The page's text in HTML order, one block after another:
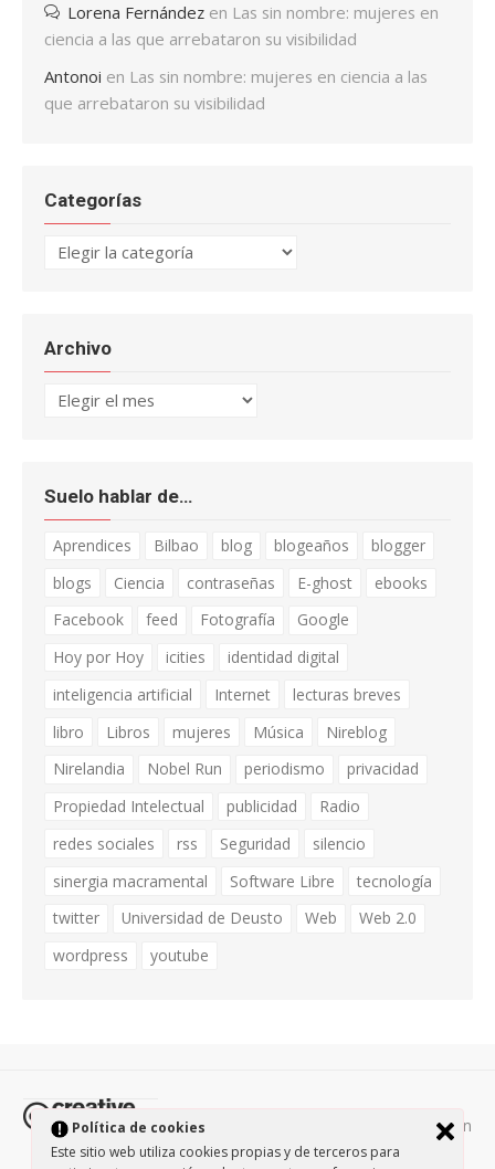
Política de cookies
Este sitio web utiliza cookies propias y de terceros para
Lorena Fernández en Las sin nombre: mujeres en
ciencia a las que arrebataron su visibilidad
Antonoi en Las sin nombre: mujeres en ciencia a las
que arrebataron su visibilidad
Categorías
Categorías
Archivo
Archivo
Suelo hablar de…
Aprendices Bilbao blog blogeaños
blogger
blogs
Ciencia contraseñas E-ghost
ebooks
Facebook
feed Fotografía
Google
Hoy por Hoy
icities
identidad digital
inteligencia artificial
Internet
lecturas breves
libro
Libros mujeres Música
Nireblog
Nirelandia
Nobel Run periodismo
privacidad
Propiedad Intelectual
publicidad
Radio
redes sociales
rss Seguridad
silencio
sinergia macramental
Software Libre
tecnología
twitter
Universidad de Deusto Web
Web 2.0
wordpress
youtube
Todos los contenidos de esta página están
protegidos por la licencia Creative Commons Attribution-